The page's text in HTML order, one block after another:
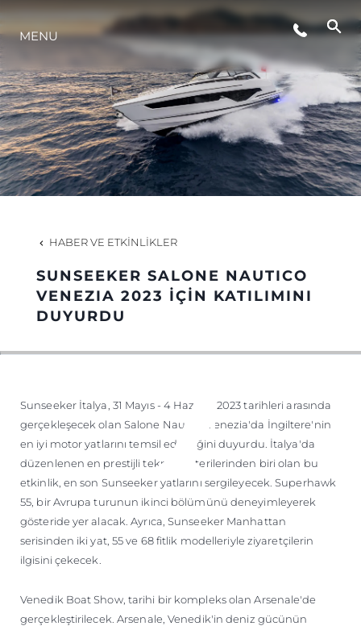
YAŞAM ŞEKLİ
YENILIK
ŞİRKET
MİRAS
MENU
HABER VE ETKINLIKLER
SUNSEEKER SALONE NAUTICO
VENEZIA 2023 İÇİN KATILIMINI
DUYURDU
Sunseeker İtalya, 31 Mayıs - 4 Haziran 2023 tarihleri arasında
gerçekleşecek olan Salone Nautico Venezia'da İngiltere'nin
en iyi motor yatlarını temsil edeceğini duyurdu. İtalya'da
düzenlenen en prestijli tekne gösterilerinden biri olan bu
etkinlik, en son Sunseeker yatlarını sergileyecek. Superhawk
55, bir Avrupa turunun ikinci bölümünü deneyimleyerek
gösteride yer alacak. Ayrıca, Sunseeker Manhattan
serisinden iki yat, 55 ve 68 fitlik modelleriyle ziyaretçilerin
ilgisini çekecek.
Venedik Boat Show, tarihi bir kompleks olan Arsenale'de
gerçekleştirilecek. Arsenale, Venedik'in deniz gücünün